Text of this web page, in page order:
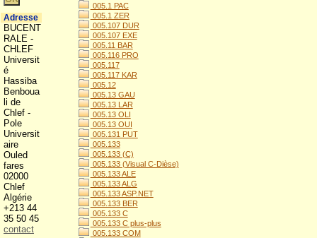
005.1 PAC
005.1 ZER
005.107 DUR
005.107 EXE
005.11 BAR
005.116 PRO
005.117
005.117 KAR
005.12
005.13 GAU
005.13 LAR
005.13 OLI
005.13 OUI
005.131 PUT
005.133
005.133 (C)
005.133 (Visual C-Dièse)
005.133 ALE
005.133 ALG
005.133 ASP.NET
005.133 BER
005.133 C
005.133 C plus-plus
005.133 COM
Adresse
BUCENT
RALE -
CHLEF
Universit
é
Hassiba
Benboua
li de
Chlef -
Pole
Universit
aire
Ouled
fares
02000
Chlef
Algérie
+213 44
35 50 45
contact